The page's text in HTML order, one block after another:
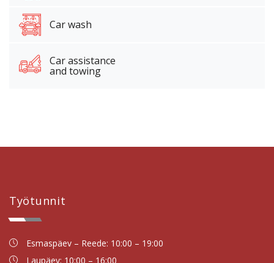
Car wash
Car assistance
and towing
Työtunnit
Esmaspäev – Reede: 10:00 – 19:00
Laupäev: 10:00 – 16:00